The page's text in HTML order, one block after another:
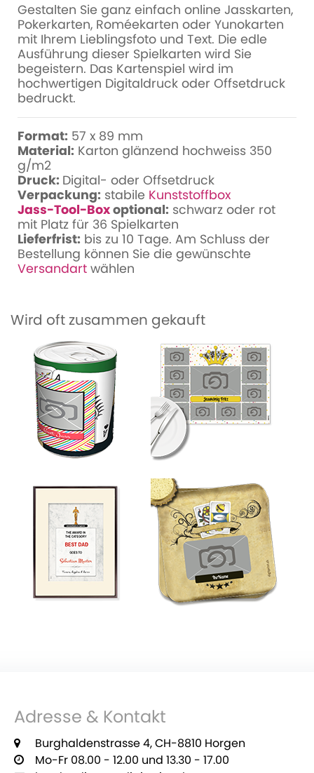
Gestalten Sie ganz einfach online Jasskarten,
Pokerkarten, Roméekarten oder Yunokarten
mit Ihrem Lieblingsfoto und Text. Die edle
Ausführung dieser Spielkarten wird Sie
begeistern. Das Kartenspiel wird im
hochwertigen Digitaldruck oder Offsetdruck
bedruckt.
Format: 57 x 89 mm
Material: Karton glänzend hochweiss 350
g/m2
Druck: Digital- oder Offsetdruck
Verpackung: stabile Kunststoffbox
Jass-Tool-Boxoptional: schwarz oder rot
mit Platz für 36 Spielkarten
Lieferfrist: bis zu 10 Tage. Am Schluss der
Bestellung können Sie die gewünschte
Versandart wählen
Wird oft zusammen gekauft
Adresse & Kontakt
Burghaldenstrasse 4, CH-8810 Horgen
Mo-Fr 08.00 - 12.00 und 13.30 - 17.00